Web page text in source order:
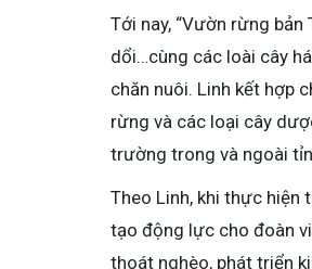
Tới nay, “Vườn rừng
dổi…cùng các loài cây
chăn nuôi. Linh kết hợp
rừng và các loại cây
trường trong và ngoài
Theo Linh, khi thực hiện
tạo động lực cho đoàn
thoát nghèo, phát triển